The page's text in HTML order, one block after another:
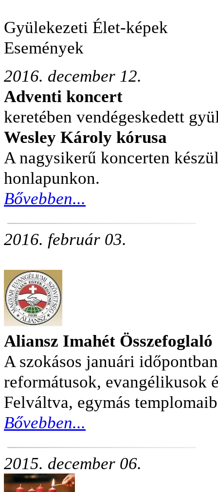
Gyülekezeti Élet-képek
Események
2016. december 12.
Adventi koncert
keretében vendégeskedett
Wesley Károly kórusa
A nagysikerű koncerten
honlapunkon.
Bővebben...
2016. február 03.
Aliansz Imahét Összefoglaló
A szokásos januári
reformátusok, evangélikusok
Felváltva, egymás
Bővebben...
2015. december 06.